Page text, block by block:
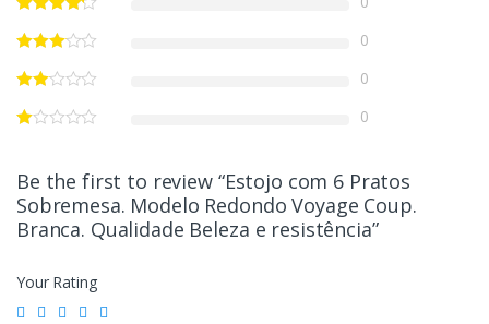
0
0
0
Be the first to review “Estojo com 6 Pratos
Sobremesa. Modelo Redondo Voyage Coup.
Branca. Qualidade Beleza e resistência”
Your Rating